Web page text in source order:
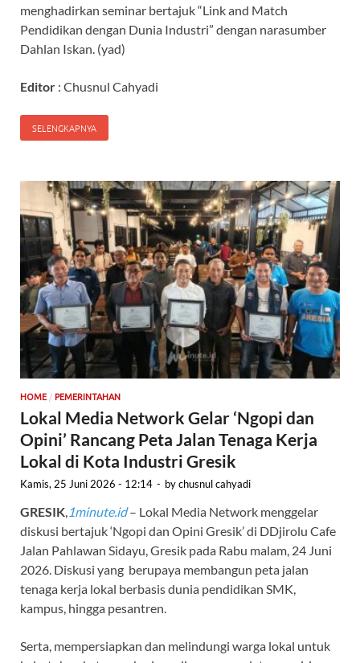
menghadirkan seminar bertajuk “Link and Match
Pendidikan dengan Dunia Industri” dengan narasumber
Dahlan Iskan. (yad)
Editor : Chusnul Cahyadi
SELENGKAPNYA
HOME/ PEMERINTAHAN
Lokal Media Network Gelar ‘Ngopi dan
Opini’ Rancang Peta Jalan Tenaga Kerja
Lokal di Kota Industri Gresik
Kamis, 25 Juni 2026 - 12:14 - bychusnul cahyadi
GRESIK, 1minute.id– Lokal Media Network menggelar
diskusi bertajuk ‘Ngopi dan Opini Gresik’ di DDjirolu Cafe
Jalan Pahlawan Sidayu, Gresik pada Rabu malam, 24 Juni
2026. Diskusi yang berupaya membangun peta jalan
tenaga kerja lokal berbasis dunia pendidikan SMK,
kampus, hingga pesantren.
Serta, mempersiapkan dan melindungi warga lokal untuk